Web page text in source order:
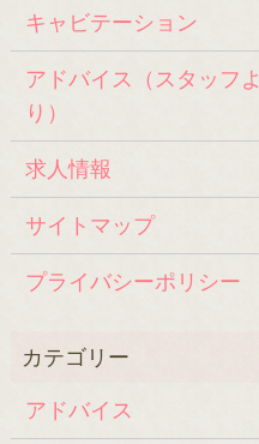
キャビテーション
アドバイス（スタッフよ
り）
求人情報
サイトマップ
プライバシーポリシー
アドバイス